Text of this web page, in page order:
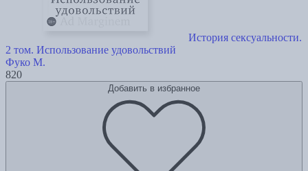
История сексуальности.
2 том. Использование удовольствий
Фуко М.
820
Добавить в избранное